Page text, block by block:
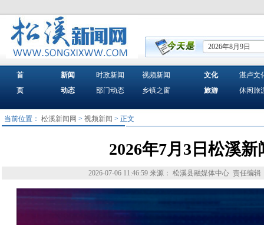
2026年8月9日
首
页
新闻
动态
时政新闻
部门动态
视频新闻
乡镇之窗
文化
旅游
湛卢文
休闲旅
当前位置：松溪新闻网 >视频新闻 > 正文
2026年7月3日松溪新
2026-07-06 11:46:59 来源： 松溪县融媒体中心 责任编辑